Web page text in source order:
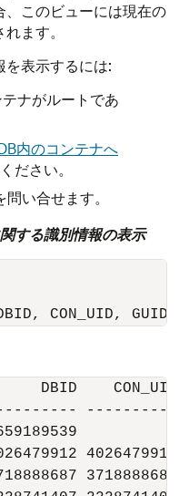
、このビューには現在の
ます。
を表示するには:
ナがルートであ
内のコンテナへ
ださい。
問い合せます。
する識別情報の表示
DBID    CON_UID
----------
1
4026479912
3718888687